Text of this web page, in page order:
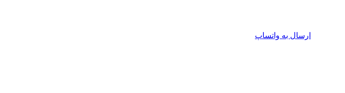
ارسال به واتساپ